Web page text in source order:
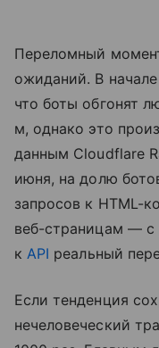
Переломный
ожиданий. В
что боты обгонят
м, однако это
данным Cloudflare
июня, на долю
запросов к HTML-
веб-страницам —
кAPI реальный
Если тенденция
нечеловеческий